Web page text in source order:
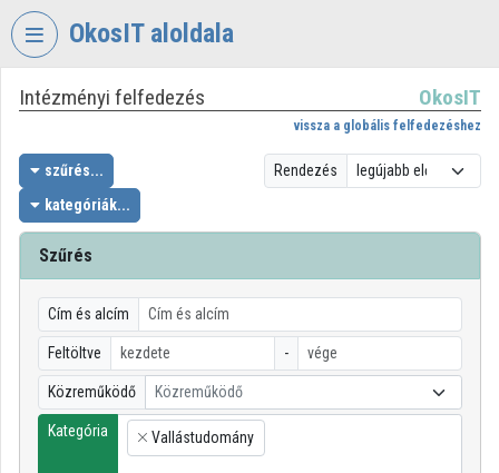
Fejléc kihagyása
OkosIT aloldala
VIDEOTORIUM
OKOSIT
Intézményi kezdőlap
Bejelentkezés
Intézményi felfedezés
Kategóriák
Intézményi listák
Intézmények
Intézményi felfedezés OkosIT
vissza a globális felfedezéshez
szűrés...
kategóriák...
Rendezés
Szűrés
Cím és alcím
Feltöltve -
Közreműködő Közreműködő
Kategória
×
Vallástudomány